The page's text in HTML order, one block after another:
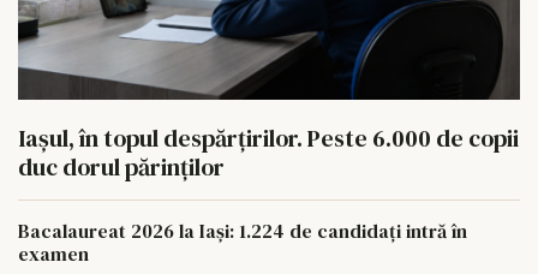
Iașul, în topul despărțirilor. Peste 6.000 de copii
duc dorul părinților
Bacalaureat 2026 la Iași: 1.224 de candidați intră în
examen